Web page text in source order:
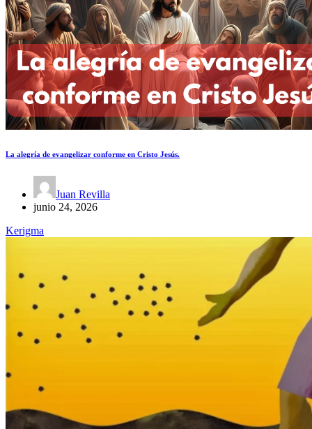
La alegría de evangelizar conforme en Cristo Jesús.
Juan Revilla
junio 24, 2026
Kerigma